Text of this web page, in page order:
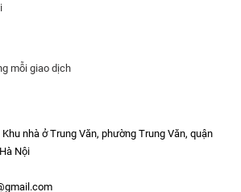
mỗi giao dịch
nhà ở Trung Văn, phường Trung Văn, quận
Nội